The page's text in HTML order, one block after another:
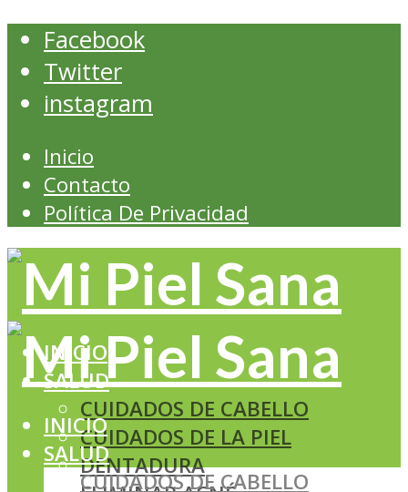
Facebook
Twitter
instagram
Inicio
Contacto
Política De Privacidad
INICIO
SALUD
CUIDADOS DE CABELLO
CUIDADOS DE LA PIEL
DENTADURA
INICIO
SALUD
CUIDADOS DE CABELLO